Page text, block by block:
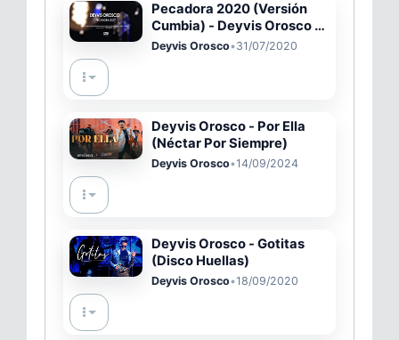
Pecadora 2020 (Versión
Cumbia) - Deyvis Orosco ft.
Johnny Orosco
Deyvis Orosco•31/07/2020
Deyvis Orosco - Por Ella
(Néctar Por Siempre)
Deyvis Orosco•14/09/2024
Deyvis Orosco - Gotitas
(Disco Huellas)
Deyvis Orosco•18/09/2020